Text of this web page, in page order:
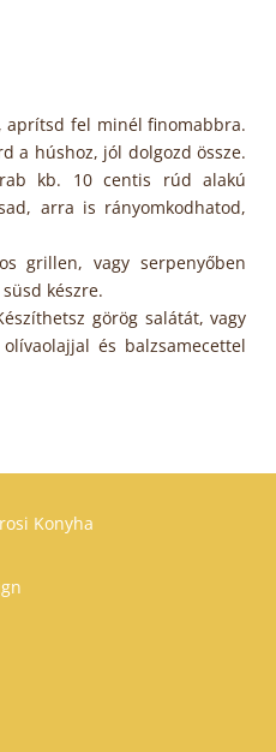
aprítsd fel minél finomabbra.
a húshoz, jól dolgozd össze.
kb. 10 centis rúd alakú
arra is rányomkodhatod,
grillen, vagy serpenyőben
készre.
görög salátát, vagy
és balzsamecettel
Konyha